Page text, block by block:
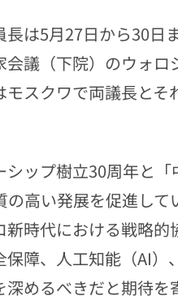
は5月27日から30日
議（下院）のウォロ
スクワで両議長と
ップ樹立30周年と「
高い発展を促進して
時代における戦略的
障、人工知能（AI）
めるべきだと期待を